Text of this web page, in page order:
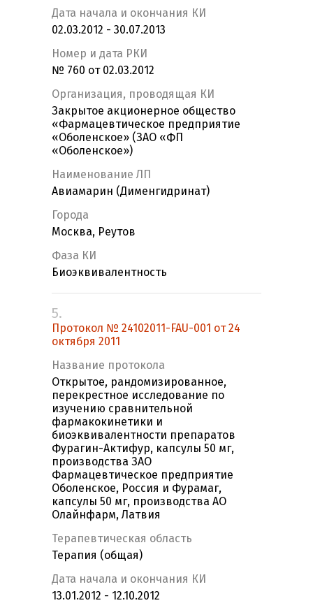
Дата начала и окончания КИ
02.03.2012 - 30.07.2013
Номер и дата РКИ
№ 760 от 02.03.2012
Организация, проводящая КИ
Закрытое акционерное общество
«Фармацевтическое предприятие
«Оболенское» (ЗАО «ФП
«Оболенское»)
Наименование ЛП
Авиамарин (Дименгидринат)
Города
Москва, Реутов
Фаза КИ
Биоэквивалентность
5.
Протокол № 24102011-FAU-001 от 24
октября 2011
Название протокола
Открытое, рандомизированное,
перекрестное исследование по
изучению сравнительной
фармакокинетики и
биоэквивалентности препаратов
Фурагин-Актифур, капсулы 50 мг,
производства ЗАО
Фармацевтическое предприятие
Оболенское, Россия и Фурамаг,
капсулы 50 мг, производства АО
Олайнфарм, Латвия
Терапевтическая область
Терапия (общая)
Дата начала и окончания КИ
13.01.2012 - 12.10.2012